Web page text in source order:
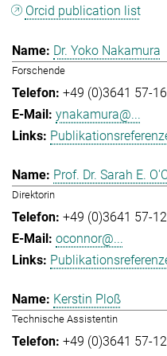
Orcid publication list
Dr. Yoko Nakamura
Forschende
+49 (0)3641 57-
ynakamura@...
Prof. Dr. Sarah E.
Direktorin
+49 (0)3641 57-
oconnor@...
Kerstin Ploß
Technische Assistentin
+49 (0)3641 57-